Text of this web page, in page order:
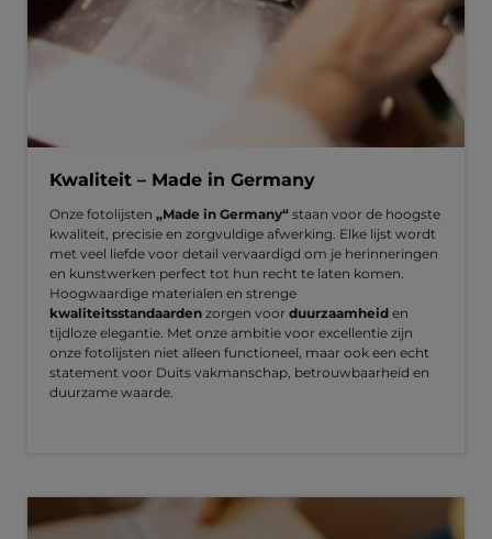
Kwaliteit – Made in Germany
Onze fotolijsten „Made in Germany“ staan voor de hoogste
kwaliteit, precisie en zorgvuldige afwerking. Elke lijst wordt
met veel liefde voor detail vervaardigd om je herinneringen
en kunstwerken perfect tot hun recht te laten komen.
Hoogwaardige materialen en strenge
kwaliteitsstandaarden zorgen voor duurzaamheid en
tijdloze elegantie. Met onze ambitie voor excellentie zijn
onze fotolijsten niet alleen functioneel, maar ook een echt
statement voor Duits vakmanschap, betrouwbaarheid en
duurzame waarde.